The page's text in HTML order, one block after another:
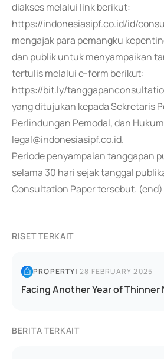
diakses melalui link berikut:
https://indonesiasipf.co.id/id/
mengajak para pemangku
dan publik untuk menyampaikan
tertulis melalui e-form berikut:
https://bit.ly/
yang ditujukan kepada Sekretaris
Perlindungan Pemodal, dan
legal@indonesiasipf.co.id.
Periode penyampaian tanggapan
selama 30 hari sejak tanggal
Consultation Paper tersebut. (end)
RISET TERKAIT
PROPERTY|28 FEBRUARY 2025
Facing Another Year of Thinner
BERITA TERKAIT